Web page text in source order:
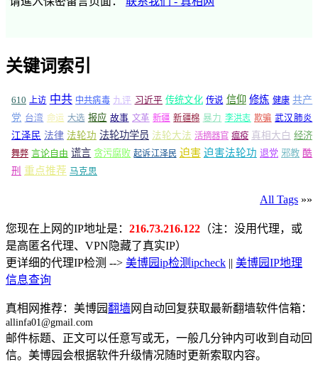
关键词索引
610 上访 中共 中共病毒 九评 习近平 传统文化 传说 信仰 修炼 健康 共产
党 台湾 命运 大选 报应 故事 文革 新疆 新疆棉 暴力 李洪志 欺骗 武汉肺炎
江泽民 法律 法轮功 法轮功学员 法轮大法 活摘器官 瘟疫 真相大白 经济
舞弊 言论自由 谎言 贪污腐败 起诉江泽民 迫害 迫害法轮功 退党 邪教 酷
刑 重点推荐 马克思
All Tags »»
您现在上网的IP地址是： 216.73.216.122 （注：没用代理，或
是高匿名代理、VPN隐藏了真实IP）
更详细的代理IP检测 --> 美博园ip检测ipcheck || 美博园IP地理
信息查询
真相网推荐：美博园翻墙网自动回复获取最新翻墙软件信箱：
allinfa01@gmail.com
邮件标题、正文可以任意写或无，一般几分钟内可收到自动回
信。美博园会根据软件升级情况随时更新索取内容。